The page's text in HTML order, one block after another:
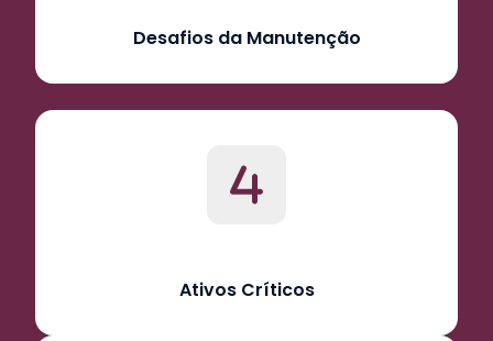
Desafios da Manutenção
Ativos Críticos